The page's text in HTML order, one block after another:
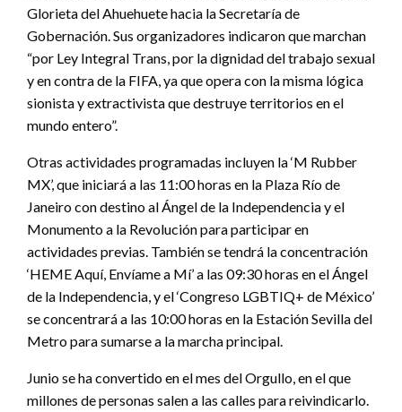
Glorieta del Ahuehuete hacia la Secretaría de
Gobernación. Sus organizadores indicaron que marchan
“por Ley Integral Trans, por la dignidad del trabajo sexual
y en contra de la FIFA, ya que opera con la misma lógica
sionista y extractivista que destruye territorios en el
mundo entero”.
Otras actividades programadas incluyen la ‘M Rubber
MX’, que iniciará a las 11:00 horas en la Plaza Río de
Janeiro con destino al Ángel de la Independencia y el
Monumento a la Revolución para participar en
actividades previas. También se tendrá la concentración
‘HEME Aquí, Envíame a Mí’ a las 09:30 horas en el Ángel
de la Independencia, y el ‘Congreso LGBTIQ+ de México’
se concentrará a las 10:00 horas en la Estación Sevilla del
Metro para sumarse a la marcha principal.
Junio se ha convertido en el mes del Orgullo, en el que
millones de personas salen a las calles para reivindicarlo.